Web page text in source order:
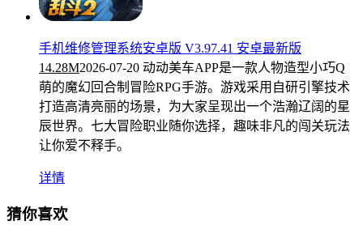
手机维修管理系统安卓版 V3.97.41 安卓最新版
14.28M2026-07-20 动动美车APP是一款人物造型小巧Q
萌的魔幻回合制冒险RPG手游。游戏采用自研引擎技术
打造高清亮丽的场景，为大家呈现出一个浩瀚辽阔的星
辰世界。七大冒险职业随你选择，趣味非凡的闯关玩法
让你爱不释手。
详情
猜你喜欢